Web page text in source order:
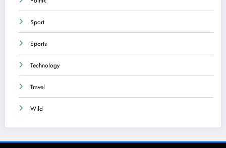
Sport
Sports
Technology
Travel
Wild